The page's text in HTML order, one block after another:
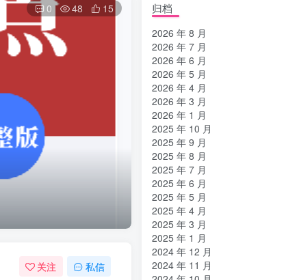
0 48 15
关注 私信
归档
2026 年 8 月
2026 年 7 月
2026 年 6 月
2026 年 5 月
2026 年 4 月
2026 年 3 月
2026 年 1 月
2025 年 10 月
2025 年 9 月
2025 年 8 月
2025 年 7 月
2025 年 6 月
2025 年 5 月
2025 年 4 月
2025 年 3 月
2025 年 1 月
2024 年 12 月
2024 年 11 月